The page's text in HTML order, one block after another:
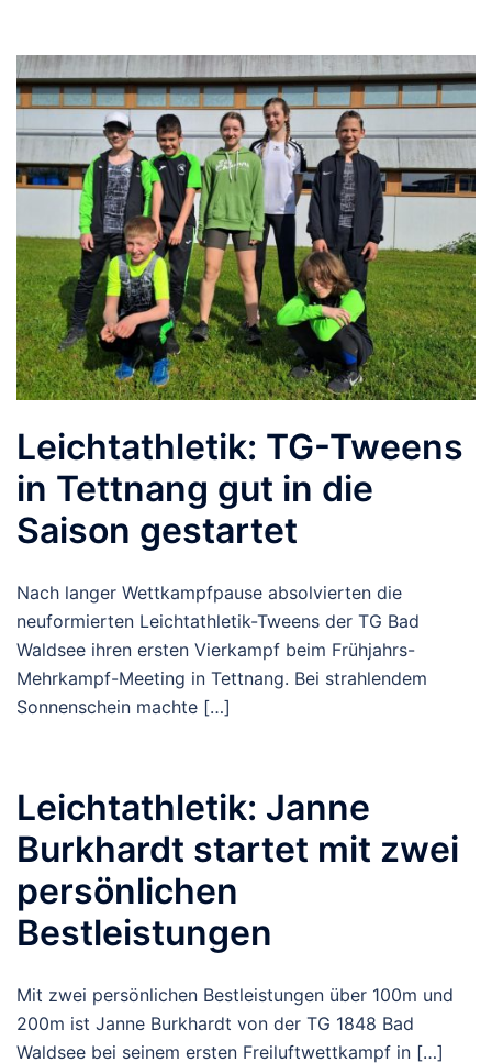
Leichtathletik: TG-Tweens
in Tettnang gut in die
Saison gestartet
Nach langer Wettkampfpause absolvierten die
neuformierten Leichtathletik-Tweens der TG Bad
Waldsee ihren ersten Vierkampf beim Frühjahrs-
Mehrkampf-Meeting in Tettnang. Bei strahlendem
Sonnenschein machte […]
Leichtathletik: Janne
Burkhardt startet mit zwei
persönlichen
Bestleistungen
Mit zwei persönlichen Bestleistungen über 100m und
200m ist Janne Burkhardt von der TG 1848 Bad
Waldsee bei seinem ersten Freiluftwettkampf in […]